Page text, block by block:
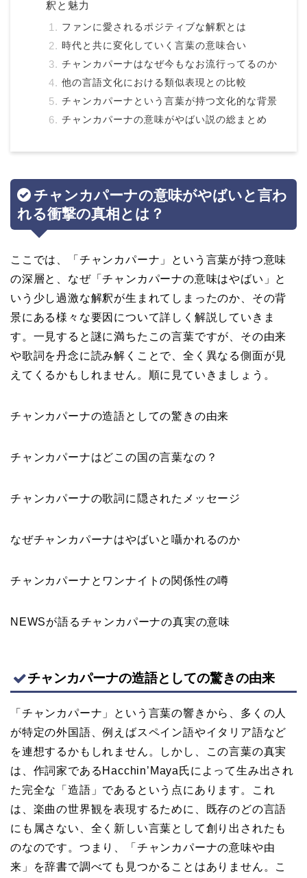
釈と魅力
ファンに愛されるポジティブな解釈とは
時代と共に変化していく言葉の意味合い
チャンカパーナはなぜ今もなお流行ってるのか
他の言語文化における類似表現との比較
チャンカパーナという言葉が持つ文化的な背景
チャンカパーナの意味がやばい説の総まとめ
チャンカパーナの意味がやばいと言わ
れる衝撃の真相とは？
ここでは、「チャンカパーナ」という言葉が持つ意味
の深層と、なぜ「チャンカパーナの意味はやばい」と
いう少し過激な解釈が生まれてしまったのか、その背
景にある様々な要因について詳しく解説していきま
す。一見すると謎に満ちたこの言葉ですが、その由来
や歌詞を丹念に読み解くことで、全く異なる側面が見
えてくるかもしれません。順に見ていきましょう。
チャンカパーナの造語としての驚きの由来
チャンカパーナはどこの国の言葉なの？
チャンカパーナの歌詞に隠されたメッセージ
なぜチャンカパーナはやばいと囁かれるのか
チャンカパーナとワンナイトの関係性の噂
NEWSが語るチャンカパーナの真実の意味
チャンカパーナの造語としての驚きの由来
「チャンカパーナ」という言葉の響きから、多くの人
が特定の外国語、例えばスペイン語やイタリア語など
を連想するかもしれません。しかし、この言葉の真実
は、作詞家であるHacchin’Maya氏によって生み出され
た完全な「造語」であるという点にあります。これ
は、楽曲の世界観を表現するために、既存のどの言語
にも属さない、全く新しい言葉として創り出されたも
のなのです。つまり、「チャンカパーナの意味や由
来」を辞書で調べても見つかることはありません。こ